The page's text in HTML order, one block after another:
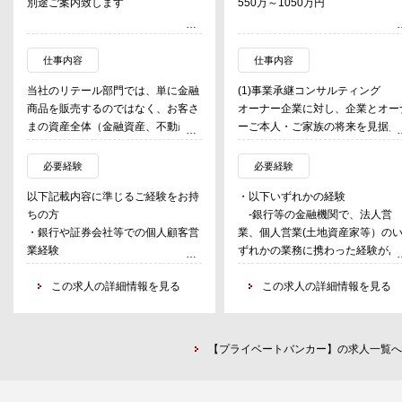
別途ご案内致します
仕事内容
当社のリテール部門では、単に金融
商品を販売するのではなく、お客さ
まの資産全体（金融資産、不動産、
事業、想いなど）を包括的に捉え、
生涯にわたるパートナーとして「総
資産コンサルティング」を提供して
いる。これは、預金、投資信託、保
険といった伝統的な金融サービスに
加え、信託銀行ならではの不動産コ
ンサルティング、遺言信託や相続手
なソリューションを駆使し、お客さ
必要経験
以下記載内容に準じるご経験をお持
ちの方
・銀行や証券会社等での個人顧客営
業経験
（第二新卒クラスの場合）
・コンサルティング営業経験（取扱
この求人の詳細情報を見る
550万～1050万円
仕事内容
(1)事業承継コンサルティング
オーナー企業に対し、企業とオー
ーご本人・ご家族の将来を見据え
承継戦略の立案・実行支援を行う
-自社株承継対策
-後継者問題への対応
-持株会社活用支援
-組織再編支援
-M&Aを活用した第三者承継の
討
滑な資産移転を支援する。
必要経験
・以下いずれかの経験
-銀行等の金融機関で、法人営
業、個人営業(土地資産家等）のい
ずれかの業務に携わった経験があ
方
-会コンサル、税理士法人、その
この求人の詳細情報を見る
【プライベートバンカー】の求人一覧へ